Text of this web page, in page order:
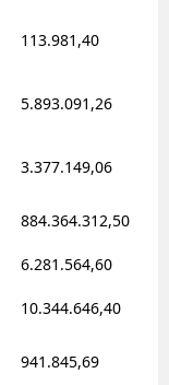
113.981,40
5.893.091,26
3.377.149,06
884.364.312,50
6.281.564,60
10.344.646,40
941.845,69